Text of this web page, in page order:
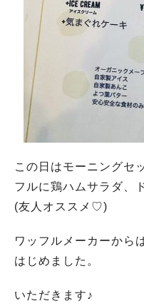
この日はモーニングセ
フルに鶏ハムサラダ、
(友人オススメ♡)
ワッフルメーカーから
はじめました。
いただきます♪